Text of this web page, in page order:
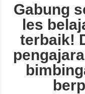
Gabung
les
terbaik!